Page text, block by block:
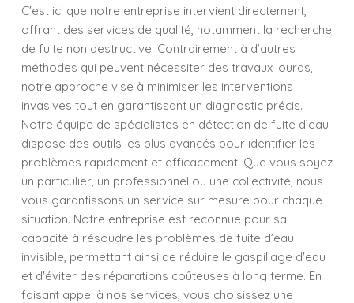
C'est ici que notre entreprise intervient directement,
offrant des services de qualité, notamment la recherche
de fuite non destructive. Contrairement à d’autres
méthodes qui peuvent nécessiter des travaux lourds,
notre approche vise à minimiser les interventions
invasives tout en garantissant un diagnostic précis.
Notre équipe de spécialistes en détection de fuite d’eau
dispose des outils les plus avancés pour identifier les
problèmes rapidement et efficacement. Que vous soyez
un particulier, un professionnel ou une collectivité, nous
vous garantissons un service sur mesure pour chaque
situation. Notre entreprise est reconnue pour sa
capacité à résoudre les problèmes de fuite d’eau
invisible, permettant ainsi de réduire le gaspillage d'eau
et d'éviter des réparations coûteuses à long terme. En
faisant appel à nos services, vous choisissez une